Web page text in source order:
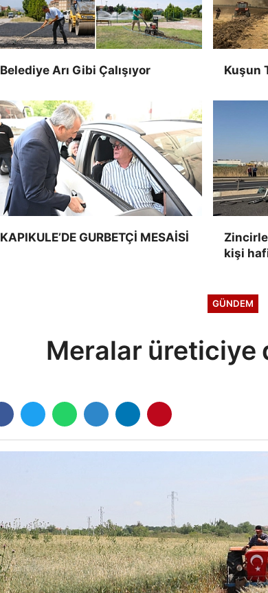
Belediye Arı Gibi Çalışıyor Kuşun
KAPIKULE’DE GURBETÇİ MESAİSİ
kişi
GÜNDEM
Meralar üreticiye